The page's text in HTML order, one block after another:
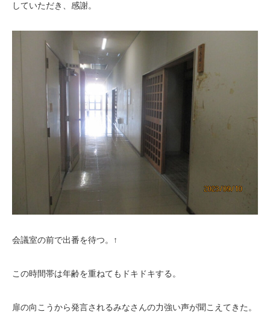
していただき、感謝。
会議室の前で出番を待つ。↑
この時間帯は年齢を重ねてもドキドキする。
扉の向こうから発言されるみなさんの力強い声が聞こえてきた。